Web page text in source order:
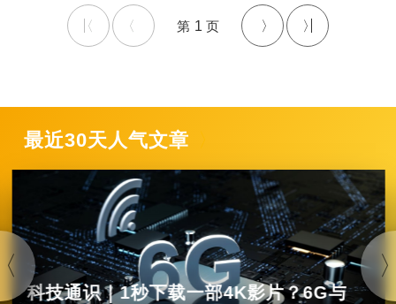
1
最近30天人气文章
科技通识｜1秒下载一部4K影片？6G与